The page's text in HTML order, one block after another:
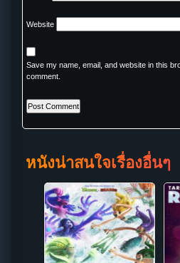
Website
Save my name, email, and website in this
comment.
หนังน่าสนใจเรื่องอื่นๆ